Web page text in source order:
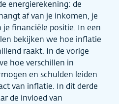
energierekening: de
af van je inkomen, je
financiële positie. In een
bekijken we hoe inflatie
raakt. In de vorige
hoe verschillen in
en schulden leiden
van inflatie. In dit derde
de invloed van